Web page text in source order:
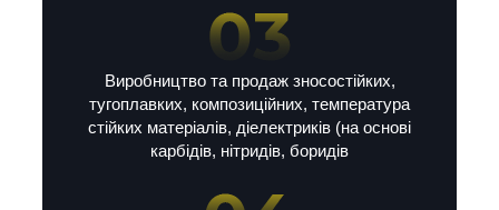
Виробництво та продаж зносостійких,
тугоплавких, композиційних, температура
стійких матеріалів, діелектриків (на основі
карбідів, нітридів, боридів